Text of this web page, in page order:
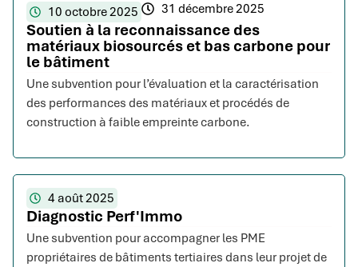
10 octobre 2025 31 décembre 2025
Soutien à la reconnaissance des
matériaux biosourcés et bas carbone pour
le bâtiment
Une subvention pour l’évaluation et la caractérisation
des performances des matériaux et procédés de
construction à faible empreinte carbone.
4 août 2025
Diagnostic Perf'Immo
Une subvention pour accompagner les PME
propriétaires de bâtiments tertiaires dans leur projet de